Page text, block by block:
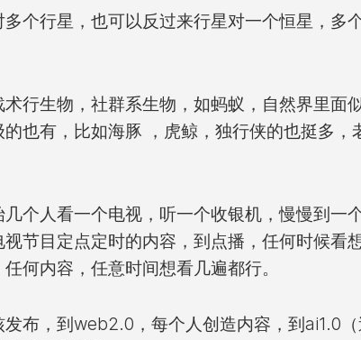
个行星，也可以反过来行星对一个恒星，多
行生物，社群系生物，如蚂蚁，自然界里面
也有，比如海豚 ，虎鲸，独行侠的也挺多，
个人看一个电视，听一个收银机，慢慢到一
节目定点定时的内容，到点播，任何时候看
何内容，任意时间想看几遍都行。
发布，到web2.0，每个人创造内容，到ai1.0